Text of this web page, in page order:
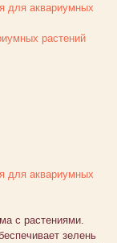
для аквариумных
растений
для аквариумных
с растениями.
зелень